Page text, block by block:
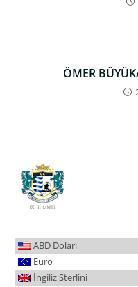
ÖMER
ABD Doları
Euro
İngiliz Sterlini